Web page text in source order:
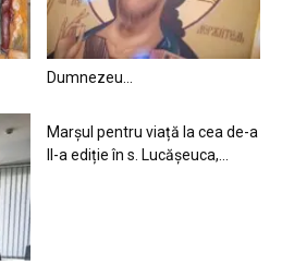
Dumnezeu…
Marșul pentru viață la cea de-a
II-a ediție în s. Lucășeuca,...